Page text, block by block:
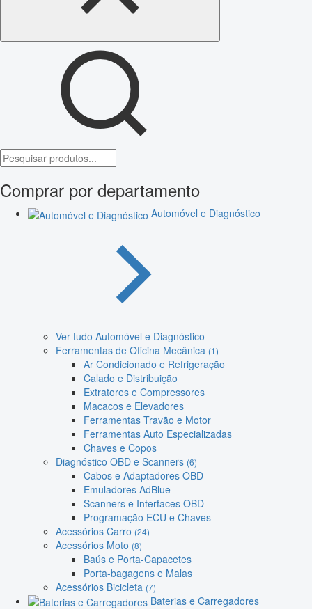
Comprar por departamento
Automóvel e Diagnóstico
Ver tudo Automóvel e Diagnóstico
Ferramentas de Oficina Mecânica (1)
Ar Condicionado e Refrigeração
Calado e Distribuição
Extratores e Compressores
Macacos e Elevadores
Ferramentas Travão e Motor
Ferramentas Auto Especializadas
Chaves e Copos
Diagnóstico OBD e Scanners (6)
Cabos e Adaptadores OBD
Emuladores AdBlue
Scanners e Interfaces OBD
Programação ECU e Chaves
Acessórios Carro (24)
Acessórios Moto (8)
Baús e Porta-Capacetes
Porta-bagagens e Malas
Acessórios Bicicleta (7)
Baterias e Carregadores